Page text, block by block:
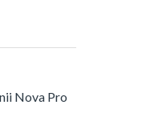
Nova Pro